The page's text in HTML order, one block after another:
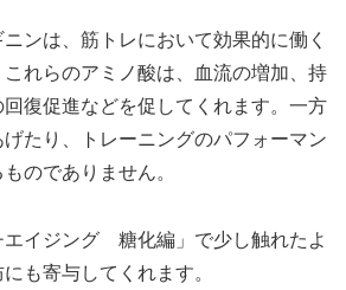
ンは、筋トレにおいて効果的に働く
れらのアミノ酸は、血流の増加、持
復促進などを促してくれます。一方
たり、トレーニングのパフォーマン
のでありません。
エイジング 糖化編」で少し触れたよ
も寄与してくれます。